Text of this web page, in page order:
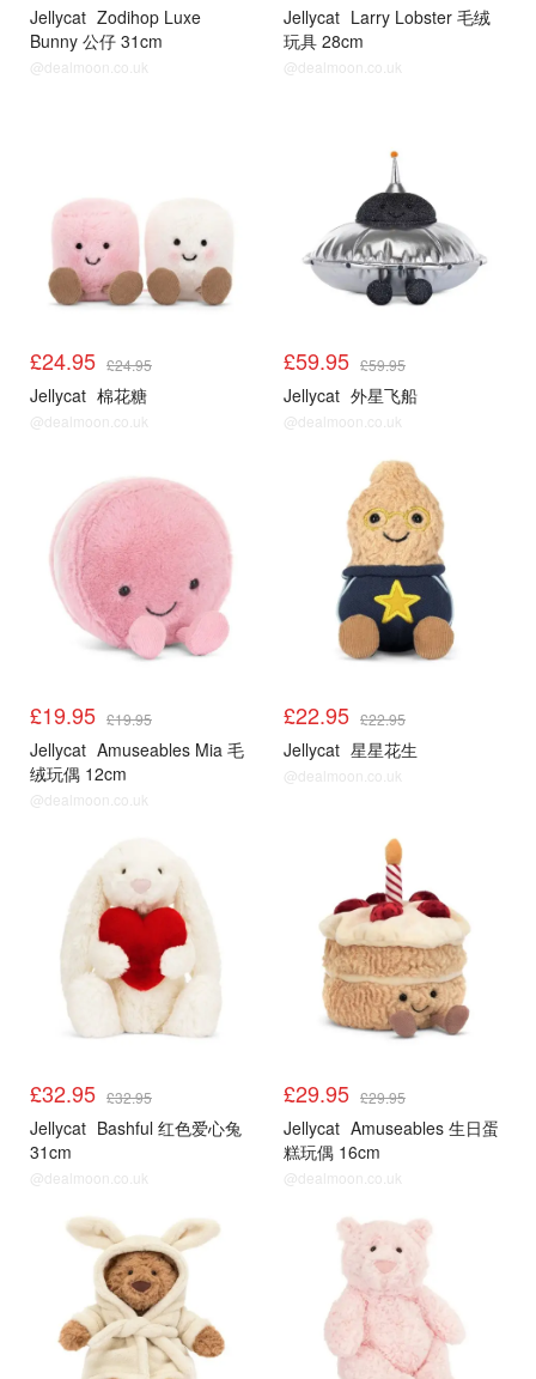
Jellycat Zodihop Luxe
Bunny 公仔 31cm
@dealmoon.co.uk
Jellycat Larry Lobster 毛绒
玩具 28cm
@dealmoon.co.uk
£24.95 £24.95
Jellycat 棉花糖
@dealmoon.co.uk
£59.95 £59.95
Jellycat 外星飞船
@dealmoon.co.uk
£19.95 £19.95
Jellycat Amuseables Mia 毛
绒玩偶 12cm
@dealmoon.co.uk
£22.95 £22.95
Jellycat 星星花生
@dealmoon.co.uk
£32.95 £32.95
Jellycat Bashful 红色爱心兔
31cm
@dealmoon.co.uk
£29.95 £29.95
Jellycat Amuseables 生日蛋
糕玩偶 16cm
@dealmoon.co.uk